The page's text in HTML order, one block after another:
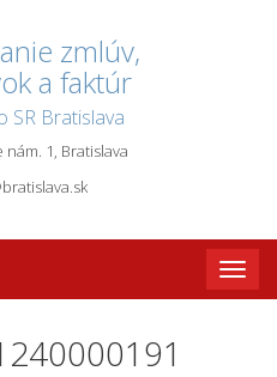
zmlúv,
a faktúr
SR Bratislava
1, Bratislava
Toggle